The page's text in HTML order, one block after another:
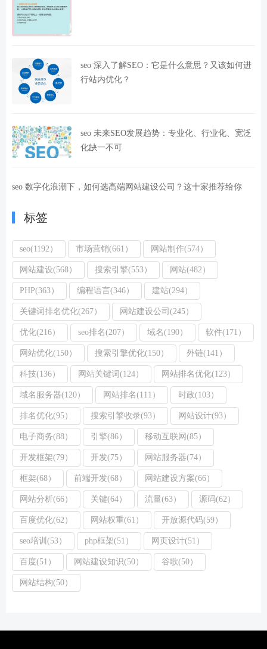
seo 深入了解SEO：它是什么意思？又该如何进
行站内优化？
seo 未来SEO发展趋势：专业化、行业化、宽泛
化缺一不可
seo 数字化浪潮下，如何选高端网站建设公司？这十家推荐给你
标签
seo(1192） 市场营销(661） 网站制作(574）
网站建设(568） 搜索引擎(553） 网站(482）
PHP(363） 编程语言(346） 建站(294）
关键词排名优化(267） 网站建设公司(245）
优化(216） seo排名(207） 域名(190） 软件(171）
网站优化(150） 搜索引擎优化(150） 外链(141）
科技(136） 网站关键词(124） 网站排名优化(123）
域名服务器(120） 网站排名(111） 时政(103）
排名优化(95） 搜索引擎收录(93） 网站设计(93）
电子商务(88） 引擎(86） 移动互联网(85）
开发框架(79） 开发(75） 网站服务器(74）
框架(68） 前端开发(68） 网站建设方案(66）
网站分析(66） 关键(64） 流量(63） 源码(62）
百度优化(62） 网站权重(61） 开放源代码(59）
seo培训(53） php框架(51） 网页设计(51）
百度(51） 网站建设知识(50） 谷歌(50）
网站结构(50）